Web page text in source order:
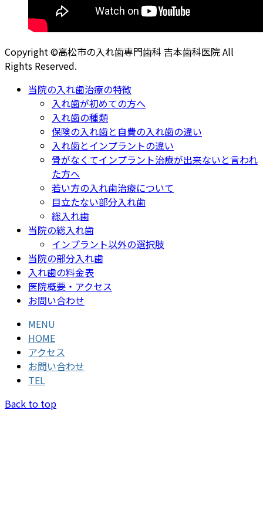
Copyright ©高松市の入れ歯専門歯科 吉本歯科医院 All
Rights Reserved.
当院の入れ歯治療の特徴
入れ歯が初めての方へ
入れ歯の種類
保険の入れ歯と自費の入れ歯の違い
入れ歯とインプラントの違い
骨がなくてインプラント治療が出来ないと言われ
た方へ
若い方の入れ歯治療について
目立たない部分入れ歯
総入れ歯
当院の総入れ歯
インプラント以外の選択肢
当院の部分入れ歯
入れ歯の料金表
医院概要・アクセス
お問い合わせ
MENU
HOME
アクセス
お問い合わせ
TEL
Back to top